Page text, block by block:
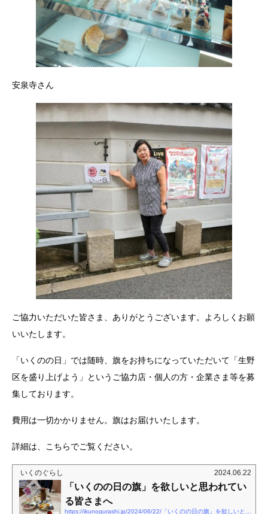
安泉寺さん
ご協力いただいた皆さま、ありがとうございます。よろしくお願
いいたします。
「いくのの日」では随時、旗をお持ちになっていただいて「生野
区を盛り上げよう」というご協力店・個人の方・企業さま等を募
集しております。
費用は一切かかりません。旗はお届けいたします。
詳細は、こちらでご覧ください。
いくのぐらし 2024.06.22
「いくのの日の旗」を欲しいと思われてい
る皆さまへ